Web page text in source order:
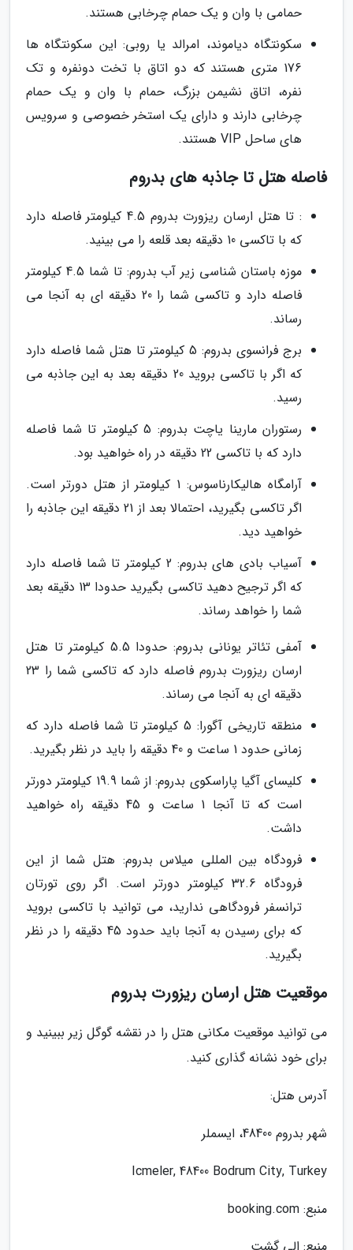
حمامی با وان و یک حمام چرخابی هستند.
سکونتگاه دیاموند، امرالد یا روبی: این سکونتگاه ها
176 متری هستند که دو اتاق با تخت دونفره و تک
نفره، اتاق نشیمن بزرگ، حمام با وان و یک حمام
چرخابی دارند و دارای یک استخر خصوصی و سرویس
های ساحل VIP هستند.
فاصله هتل تا جاذبه های بدروم
: تا هتل ارسان ریزورت بدروم 4.5 کیلومتر فاصله دارد
که با تاکسی 10 دقیقه بعد قلعه را می بینید.
موزه باستان شناسی زیر آب بدروم: تا شما 4.5 کیلومتر
فاصله دارد و تاکسی شما را 20 دقیقه ای به آنجا می
رساند.
برج فرانسوی بدروم: 5 کیلومتر تا هتل شما فاصله دارد
که اگر با تاکسی بروید 20 دقیقه بعد به این جاذبه می
رسید.
رستوران مارینا یاچت بدروم: 5 کیلومتر تا شما فاصله
دارد که با تاکسی 22 دقیقه در راه خواهید بود.
آرامگاه هالیکارناسوس: 1 کیلومتر از هتل دورتر است.
اگر تاکسی بگیرید، احتمالا بعد از 21 دقیقه این جاذبه را
خواهید دید.
آسیاب بادی های بدروم: 2 کیلومتر تا شما فاصله دارد
که اگر ترجیح دهید تاکسی بگیرید حدودا 13 دقیقه بعد
شما را خواهد رساند.
آمفی تئاتر یونانی بدروم: حدودا 5.5 کیلومتر تا هتل
ارسان ریزورت بدروم فاصله دارد که تاکسی شما را 23
دقیقه ای به آنجا می رساند.
منطقه تاریخی آگورا: 5 کیلومتر تا شما فاصله دارد که
زمانی حدود 1 ساعت و 40 دقیقه را باید در نظر بگیرید.
کلیسای آگیا پاراسکوی بدروم: از شما 19.9 کیلومتر دورتر
است که تا آنجا 1 ساعت و 45 دقیقه راه خواهید
داشت.
فرودگاه بین المللی میلاس بدروم: هتل شما از این
فرودگاه 32.6 کیلومتر دورتر است. اگر روی تورتان
ترانسفر فرودگاهی ندارید، می توانید با تاکسی بروید
که برای رسیدن به آنجا باید حدود 45 دقیقه را در نظر
بگیرید.
موقعیت هتل ارسان ریزورت بدروم
می توانید موقعیت مکانی هتل را در نقشه گوگل زیر ببینید و
برای خود نشانه گذاری کنید.
آدرس هتل:
شهر بدروم 48400، ایسملر
Icmeler, 48400 Bodrum City, Turkey
منبع: booking.com